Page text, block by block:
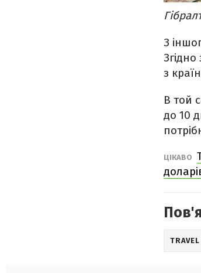
З
з
В той
до 10
ЦІКАВО
TRAVEL